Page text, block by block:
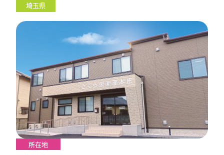
埼玉県
所在地